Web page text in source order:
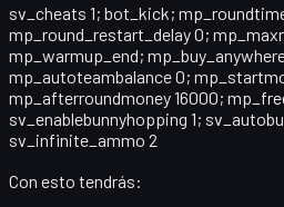
sv_cheats 1; bot_kick;
mp_round_restart_delay 0;
mp_warmup_end;
mp_autoteambalance 0;
mp_afterroundmoney 16000;
sv_enablebunnyhopping 1;
sv_infinite_ammo 2
Con esto tendrás: